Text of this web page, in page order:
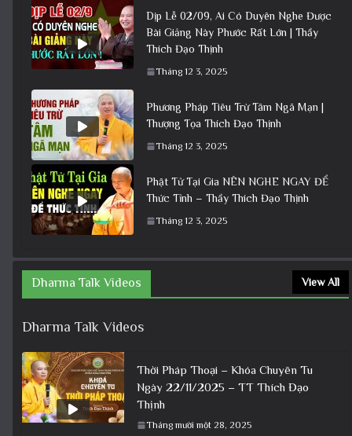
Dịp Lễ 02/09, Ai Có Duyên Nghe Được
Bài Giảng Này Phước Rất Lớn | Thầy
Thích Đạo Thịnh
Tháng 12 3, 2025
Phương Pháp Tiêu Trừ Tâm Ngã Mạn |
Thượng Tọa Thích Đạo Thịnh
Tháng 12 3, 2025
Phật Tử Tại Gia NÊN NGHE NGAY ĐỂ
Thức Tỉnh – Thầy Thích Đạo Thịnh
Tháng 12 3, 2025
Dharma Talk Videos View All
Dharma Talk Videos
Thời Pháp Thoại – Khóa Chuyên Tu
Ngày 22/11/2025 – TT Thích Đạo
Thịnh
Tháng mười một 28, 2025